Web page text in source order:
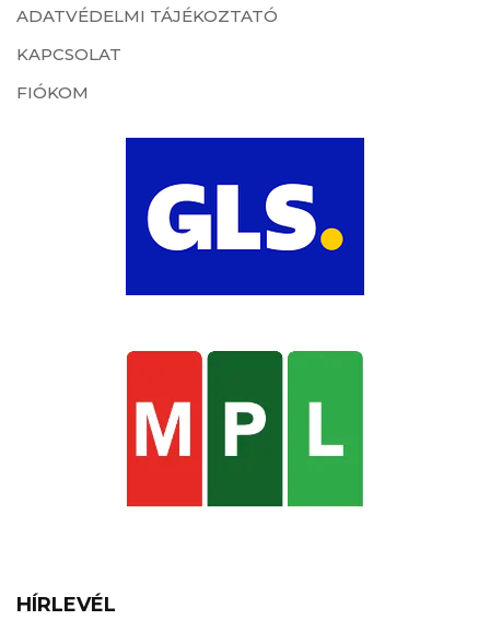
ADATVÉDELMI TÁJÉKOZTATÓ
KAPCSOLAT
FIÓKOM
HÍRLEVÉL